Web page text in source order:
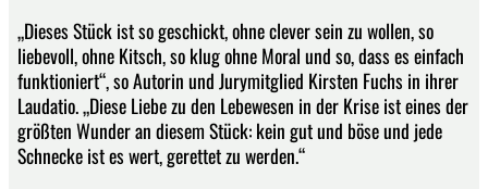
„Dieses Stück ist so geschickt, ohne clever sein zu wollen, so
liebevoll, ohne Kitsch, so klug ohne Moral und so, dass es einfach
funktioniert“, so Autorin und Jurymitglied Kirsten Fuchs in ihrer
Laudatio. „Diese Liebe zu den Lebewesen in der Krise ist eines der
größten Wunder an diesem Stück: kein gut und böse und jede
Schnecke ist es wert, gerettet zu werden.“